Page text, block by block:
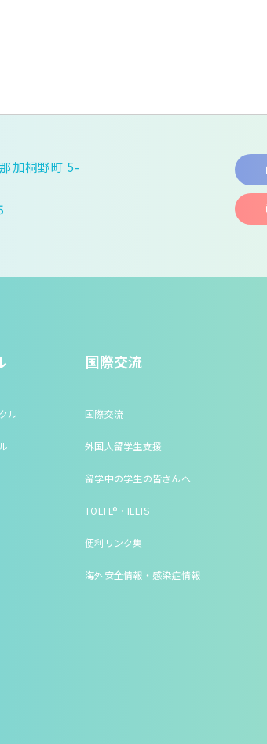
加桐野町 5-
ル
国際交流
国際交流
外国人留学生支援
留学中の学生の皆さんへ
TOEFL®・IELTS
便利リンク集
海外安全情報・感染症情報